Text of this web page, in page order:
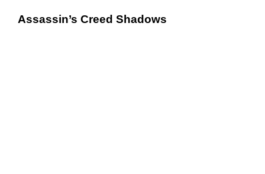
Assassin’s Creed Shadows